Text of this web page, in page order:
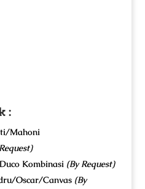
:
Mahoni
Kombinasi (By Request)
Oscar/Canvas (By